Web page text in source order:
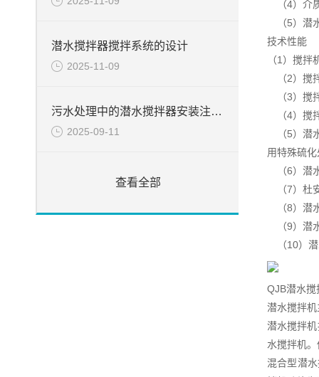
潜水搅拌器搅拌系统的设计
2025-11-09
污水处理中的潜水搅拌器安装注意事项
2025-09-11
查看全部
（4）介
（5）潜
技术性能
（1）搅
（2）搅
（3）搅
（4）搅
（5）潜
用特殊硫
（6）潜
（7）杜
（8）潜
（9）潜
（10）潜
QJB潜水
潜水搅拌
潜水搅拌
水搅拌机
混合型潜